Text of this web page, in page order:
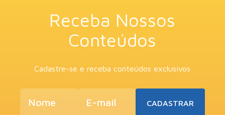
Receba Nossos
Conteúdos
Cadastre-se e receba conteúdos exclusivos